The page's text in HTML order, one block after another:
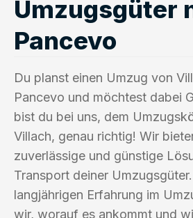
Umzugsgüter
Pancevo
Du planst einen Umzug von
Pancevo und möchtest dabei
bist du bei uns, dem
Villach, genau richtig! Wir
zuverlässige und günstige
Transport deiner
langjährigen Erfahrung im
wir, worauf es ankommt und